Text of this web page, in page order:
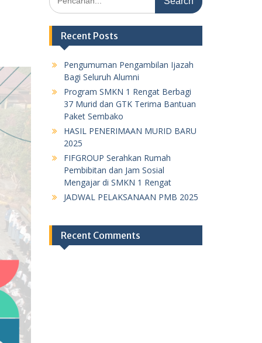
for:
Recent Posts
Pengumuman Pengambilan Ijazah
Bagi Seluruh Alumni
Program SMKN 1 Rengat Berbagi
37 Murid dan GTK Terima Bantuan
Paket Sembako
HASIL PENERIMAAN MURID BARU
2025
FIFGROUP Serahkan Rumah
Pembibitan dan Jam Sosial
Mengajar di SMKN 1 Rengat
JADWAL PELAKSANAAN PMB 2025
Recent Comments